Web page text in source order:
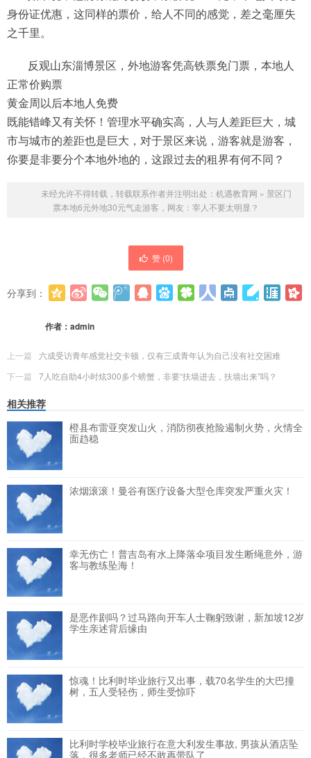
身份证优惠，这同样的票价，给人不同的感觉，差之毫厘失
之千里。
反观山东淄博景区，外地游客凭高铁票免门票，本地人
正常价购票
黄金周以后本地人免费
既能错峰又有关怀！管理水平确实高，人与人差距巨大，城
市与城市的差距也是巨大，对于景区来说，游客就是游客，
你要是非要分个本地外地的，这跟过去的租界有何不同？
未经允许不得转载，转载联系作者并注明出处： 机遇教育网 » 景区门
票本地6元外地30元气走游客，网友：宰人不要太明显？
赞 (0)
分享到：
作者： admin
上一篇
六成受访青年感觉社交卡顿，仅有三成青年认为自己没有社交困难
下一篇
7人吃自助4小时炫300多个螃蟹，非要“扶墙进去，扶墙出来”吗？
相关推荐
橙县布雷亚突发山火，消防彻夜抢险遏制火势，火情全
面趋稳
浓烟滚滚！曼谷有医疗设备大型仓库突发严重火灾！
幸无伤亡！普吉岛有水上降落伞项目发生断绳意外，游
客与教练坠海！
是恶作剧吗？过马路向开车人士鞠躬致谢，新加坡12岁
学生亲述背后缘由
惊魂！比利时毕业旅行又出事，载70名学生的大巴撞
树，五人受轻伤，师生受惊吓
比利时学校毕业旅行在意大利发生事故, 男孩从酒店坠
落，很多老师已经不敢再带队了